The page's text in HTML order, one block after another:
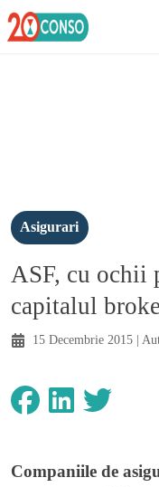
Asigurari
ASF, cu ochii
capitalul
15 Decembrie 2015 |
Companiile de